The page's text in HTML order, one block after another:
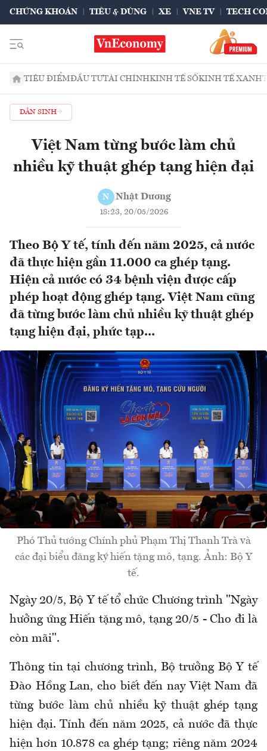
CHỨNG KHOÁN TIÊU & DÙNG XE VNE TV TECH
TIÊU ĐIỂMĐẦU TƯTÀI CHÍNHKINH TẾ SỐKINH TẾ XANH
DÂN SINH
Việt Nam từng bước làm chủ
nhiều kỹ thuật ghép tạng hiện đại
N Nhật Dương
18:23, 20/05/2026
Theo Bộ Y tế, tính đến năm 2025, cả nước
đã thực hiện gần 11.000 ca ghép tạng.
Hiện cả nước có 34 bệnh viện được cấp
phép hoạt động ghép tạng. Việt Nam cũng
đã từng bước làm chủ nhiều kỹ thuật ghép
tạng hiện đại, phức tạp...
Phó Thủ tướng Chính phủ Phạm Thị Thanh Trà và
các đại biểu đăng ký hiến tặng mô, tạng. Ảnh: Bộ Y
tế.
Ngày 20/5, Bộ Y tế tổ chức Chương trình "Ngày
hưởng ứng Hiến tặng mô, tạng 20/5 - Cho đi là
còn mãi".
Thông tin tại chương trình, Bộ trưởng Bộ Y tế
Đào Hồng Lan, cho biết đến nay Việt Nam đã
từng bước làm chủ nhiều kỹ thuật ghép tạng
hiện đại. Tính đến năm 2025, cả nước đã thực
hiện hơn 10.878 ca ghép tạng; riêng năm 2024